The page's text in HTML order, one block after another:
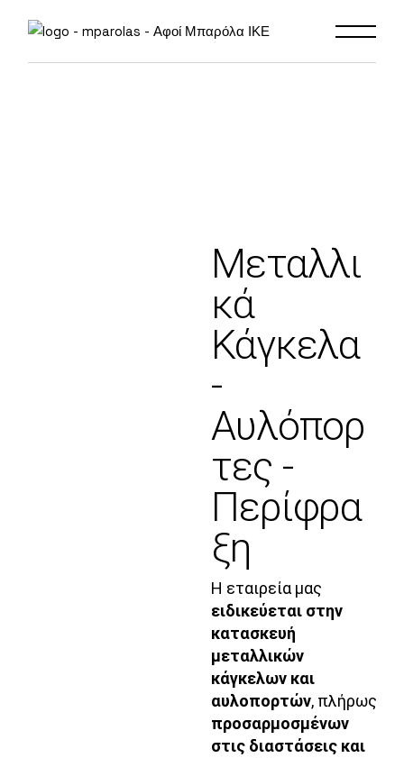
Μεταλλι
κά
Κάγκελα
-
Αυλόπορ
τες -
Περίφρα
ξη
Η εταιρεία μας
ειδικεύεται στην
κατασκευή
μεταλλικών
κάγκελων και
αυλοπορτών, πλήρως
προσαρμοσμένων
στις διαστάσεις και